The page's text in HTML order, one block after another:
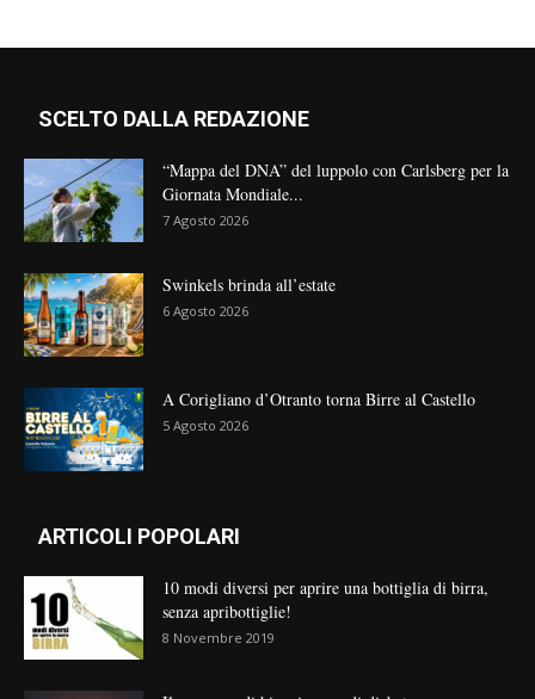
SCELTO DALLA REDAZIONE
“Mappa del DNA” del luppolo con Carlsberg per la
Giornata Mondiale...
7 Agosto 2026
Swinkels brinda all’estate
6 Agosto 2026
A Corigliano d’Otranto torna Birre al Castello
5 Agosto 2026
ARTICOLI POPOLARI
10 modi diversi per aprire una bottiglia di birra,
senza apribottiglie!
8 Novembre 2019